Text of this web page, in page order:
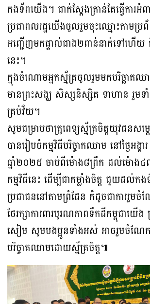
កងទ័ពយើង។ ជាក់ស្តែងគ្រាន់តែធ្វើការអំ
ប្រជាពលរដ្ឋយើងចូលរួមចុះឈ្មោះតាមប្
អញ្ជើញមកផ្ទាល់ជាង២ពាន់នាក់ទៅហើយ
នេះ។
ក្នុងចំណោមអ្នកស្ម័គ្រចូលរួមមកបរិច្ឆាគឈ
មានព្រះសង្ឃ សិស្សនិស្សិត ទាហាន រួមទាំ
គ្រប់វ័យ។
សូមជម្រាបថាគ្រូពេទ្យស្ម័គ្រចិត្តយុវជនស
បានរៀបចំកម្មវិធីបរិច្ចាកឈាម នៅថ្ងៃអង្គា
ឆ្នាំ២០២៥ ចាប់ពីម៉ោង៨ព្រឹក ដល់ម៉ោង៤
កម្មវិធីនេះ ដើម្បីជាកម្លាំងចិត្ត ជួយដល់
ប្រជាជននៅតាមព្រំដែន ក៏ដូចជាការរួមចំ
ថែរក្សាការពារបូរណភាពទឹកដីកម្ពុជាយើ
សៀម សូមបងប្អូនទាំងអស់ អាចរួមចំណែក
បរិច្ចាគឈាមដោយស្ម័គ្រចិត្ត៕